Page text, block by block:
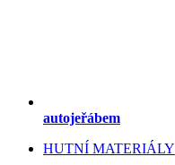
autojeřábem
HUTNÍ MATERIÁLY